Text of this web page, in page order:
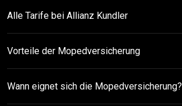
Alle Tarife bei Allianz Kundler
Vorteile der Mopedversicherung
Wann eignet sich die Mopedversicherung?